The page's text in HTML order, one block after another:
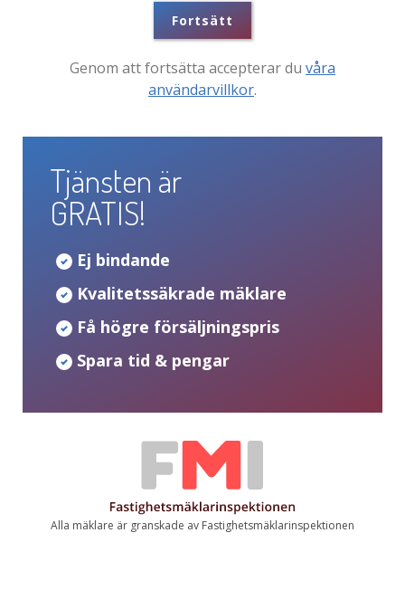
Fortsätt
Genom att fortsätta accepterar du våra
användarvillkor.
Tjänsten är
GRATIS!
Ej bindande
Kvalitetssäkrade mäklare
Få högre försäljningspris
Spara tid & pengar
Alla mäklare är granskade av Fastighetsmäklarinspektionen